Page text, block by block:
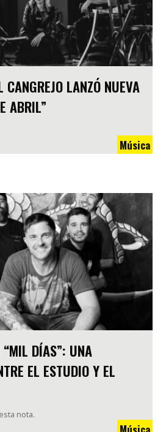
CANGREJO LANZÓ NUEVA
ABRIL”
Música
“MIL DÍAS”: UNA
EL ESTUDIO Y EL
nota.